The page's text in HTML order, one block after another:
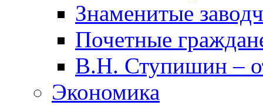
Знаменитые
Почетные
В.Н. Ступишин –
Экономика